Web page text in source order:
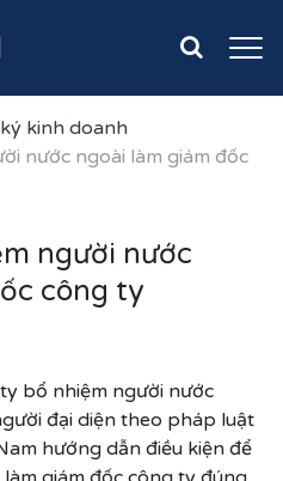
kinh doanh
nước ngoài làm giám đốc
người nước
công ty
bổ nhiệm người nước
đại diện theo pháp luật
hướng dẫn điều kiện để